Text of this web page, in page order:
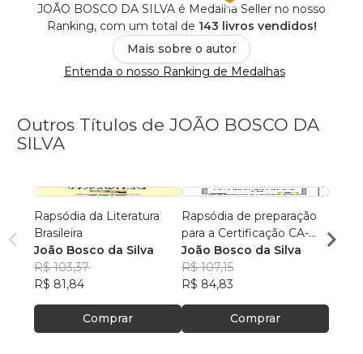
JOÃO BOSCO DA SILVA é Medalha Seller no nosso
Ranking, com um total de 143 livros vendidos!
Mais sobre o autor
Entenda o nosso Ranking de Medalhas
Outros Títulos de JOÃO BOSCO DA
SILVA
Rapsódia da Literatura
Brasileira
João Bosco da Silva
R$ 103,37
R$ 81,84
Comprar
Rapsódia de preparação
para a Certificação CA-
300 da ABECIP
João Bosco da Silva
R$ 107,15
R$ 84,83
Comprar
João